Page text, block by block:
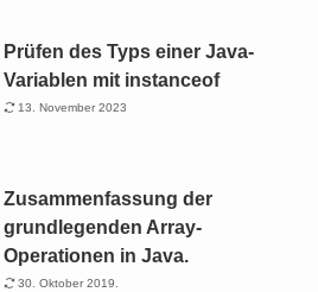
Prüfen des Typs einer Java-
Variablen mit instanceof
13. November 2023
Zusammenfassung der
grundlegenden Array-
Operationen in Java.
30. Oktober 2019.